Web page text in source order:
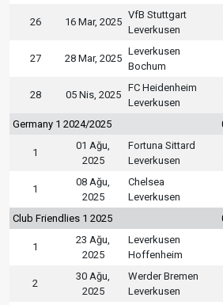
26 16 Mar, 2025
VfB Stuttgart
Leverkusen
27 28 Mar, 2025
Leverkusen
Bochum
28 05 Nis, 2025
FC Heidenheim
Leverkusen
Germany 1 2024/2025
1
01 Ağu,
2025
Fortuna Sittard
Leverkusen
1
08 Ağu,
2025
Chelsea
Leverkusen
Club Friendlies 1 2025
1
23 Ağu,
2025
Leverkusen
Hoffenheim
2
30 Ağu,
2025
Werder Bremen
Leverkusen